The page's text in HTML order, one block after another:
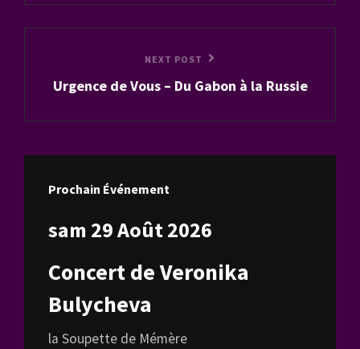
Post
NEXT POST
Urgence de Vous – Du Gabon à la Russie
Prochain Événement
sam 29 Août 2026
Concert de Veronika
Bulycheva
la Soupette de Mémère